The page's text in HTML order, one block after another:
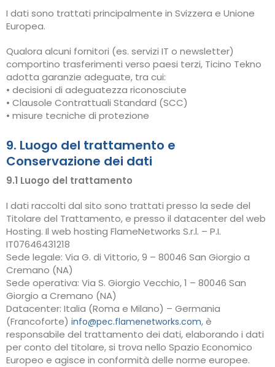
I dati sono trattati principalmente in Svizzera e Unione
Europea.
Qualora alcuni fornitori (es. servizi IT o newsletter)
comportino trasferimenti verso paesi terzi, Ticino Tekno
adotta garanzie adeguate, tra cui:
• decisioni di adeguatezza riconosciute
• Clausole Contrattuali Standard (SCC)
• misure tecniche di protezione
9. Luogo del trattamento e
Conservazione dei dati
9.1 Luogo del trattamento
I dati raccolti dal sito sono trattati presso la sede del
Titolare del Trattamento, e presso il datacenter del web
Hosting. Il web hosting FlameNetworks S.r.l. – P.I.
IT07646431218
Sede legale: Via G. di Vittorio, 9 – 80046 San Giorgio a
Cremano (NA)
Sede operativa: Via S. Giorgio Vecchio, 1 – 80046 San
Giorgio a Cremano (NA)
Datacenter: Italia (Roma e Milano) – Germania
(Francoforte) info@pec.flamenetworks.com, è
responsabile del trattamento dei dati, elaborando i dati
per conto del titolare, si trova nello Spazio Economico
Europeo e agisce in conformità delle norme europee.